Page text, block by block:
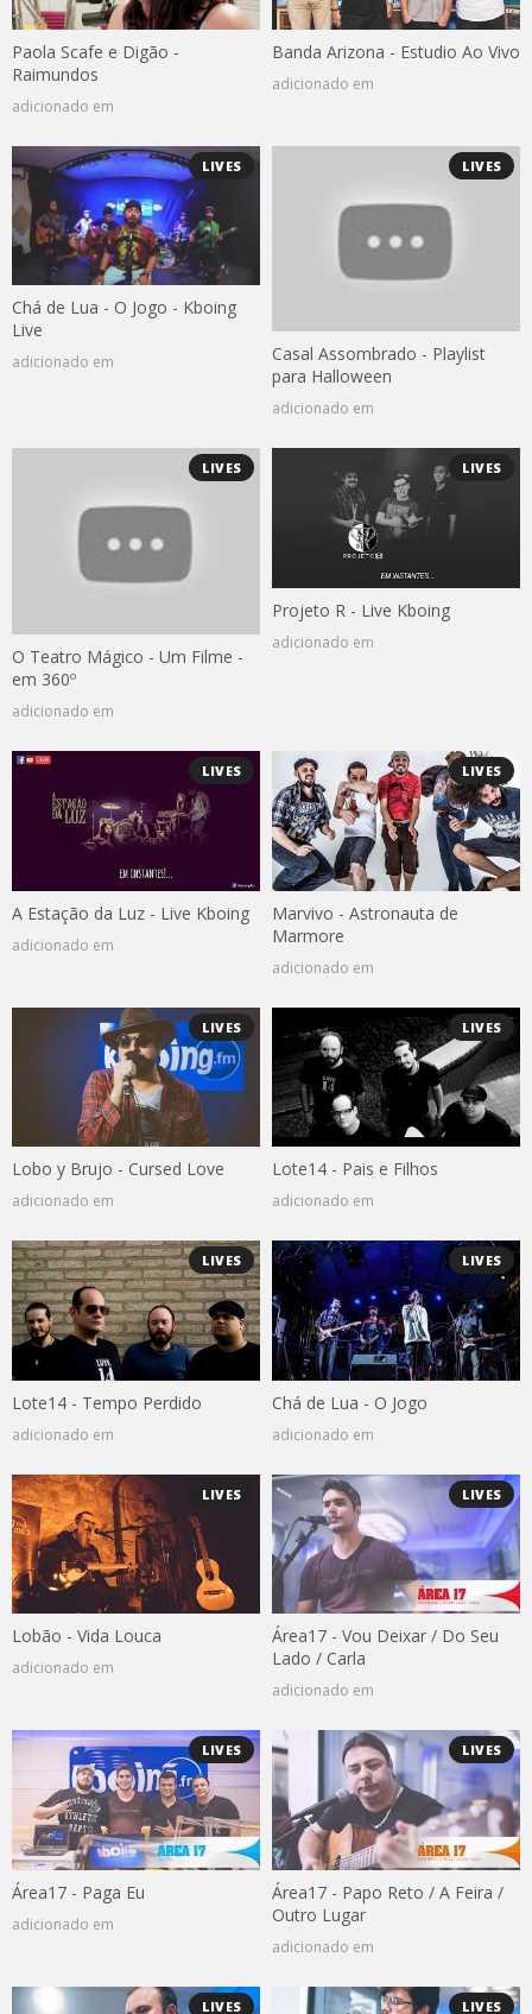
Paola Scafe e Digão -
Raimundos
adicionado em
Banda Arizona - Estudio Ao Vivo
adicionado em
LIVES
Chá de Lua - O Jogo - Kboing
Live
adicionado em
LIVES
Casal Assombrado - Playlist
para Halloween
adicionado em
LIVES
O Teatro Mágico - Um Filme -
em 360º
adicionado em
LIVES
Projeto R - Live Kboing
adicionado em
LIVES
A Estação da Luz - Live Kboing
adicionado em
LIVES
Marvivo - Astronauta de
Marmore
adicionado em
LIVES
Lobo y Brujo - Cursed Love
adicionado em
LIVES
Lote14 - Pais e Filhos
adicionado em
LIVES
Lote14 - Tempo Perdido
adicionado em
LIVES
Chá de Lua - O Jogo
adicionado em
LIVES
Lobão - Vida Louca
adicionado em
LIVES
Área17 - Vou Deixar / Do Seu
Lado / Carla
adicionado em
LIVES
Área17 - Paga Eu
adicionado em
LIVES
Área17 - Papo Reto / A Feira /
Outro Lugar
adicionado em
LIVES LIVES